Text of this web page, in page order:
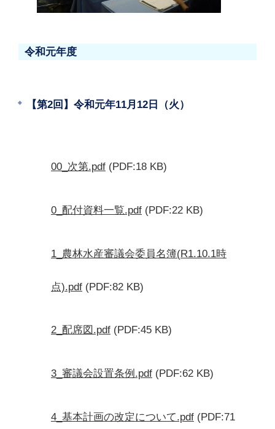
令和元年度
【第2回】令和元年11月12日（火）
00_次第.pdf (PDF:18 KB)
0_配付資料一覧.pdf (PDF:22 KB)
1_農林水産審議会委員名簿(R1.10.1時
点).pdf (PDF:82 KB)
2_配席図.pdf (PDF:45 KB)
3_審議会設置条例.pdf (PDF:62 KB)
4_基本計画の改定について.pdf (PDF:71